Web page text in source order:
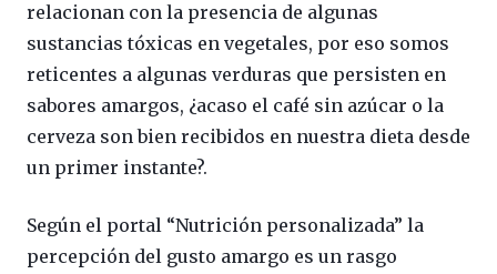
relacionan con la presencia de algunas
sustancias tóxicas en vegetales, por eso somos
reticentes a algunas verduras que persisten en
sabores amargos, ¿acaso el café sin azúcar o la
cerveza son bien recibidos en nuestra dieta desde
un primer instante?.
Según el portal “Nutrición personalizada” la
percepción del gusto amargo es un rasgo